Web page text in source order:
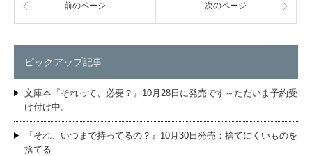
前のページ 次のページ
ピックアップ記事
文庫本『それって、必要？』10月28日に発売です～ただいま予約受
け付け中。
『それ、いつまで持ってるの？』10月30日発売：捨てにくいものを
捨てる